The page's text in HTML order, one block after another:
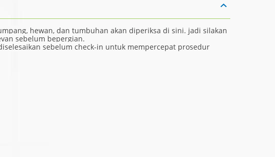
hewan, dan tumbuhan akan diperiksa di sini. jadi silakan
sebelum bepergian.
sebelum check-in untuk mempercepat prosedur